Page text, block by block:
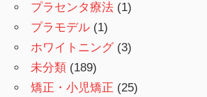
プラセンタ療法 (1)
プラモデル (1)
ホワイトニング(3)
未分類 (189)
矯正・小児矯正 (25)